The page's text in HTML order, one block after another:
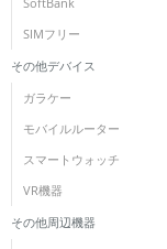
SIMフリー
その他デバイス
ガラケー
モバイルルーター
スマートウォッチ
VR機器
その他周辺機器